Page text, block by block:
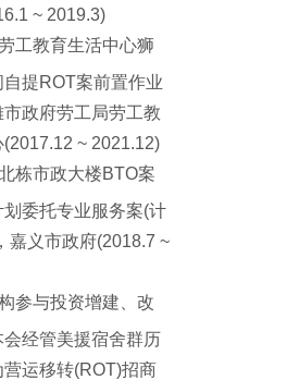
~ 2019.3)
工教育生活中心狮
提ROT案前置作业
政府劳工局劳工教
~ 2021.12)
栋市政大楼BTO案
委托专业服务案(计
嘉义市政府(2018.7 ~
参与投资增建、改
经管美援宿舍群历
营运移转(ROT)招商